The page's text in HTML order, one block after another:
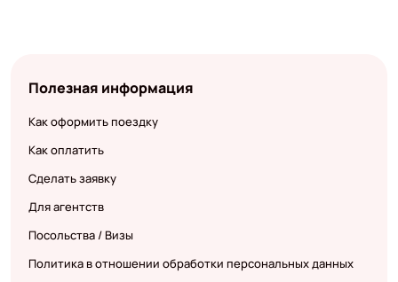
Полезная информация
Как оформить поездку
Как оплатить
Сделать заявку
Для агентств
Посольства / Визы
Политика в отношении обработки персональных данных